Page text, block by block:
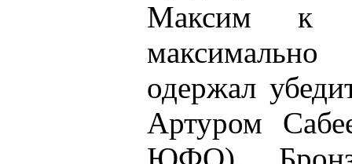
Максим к
одержал
Артуром